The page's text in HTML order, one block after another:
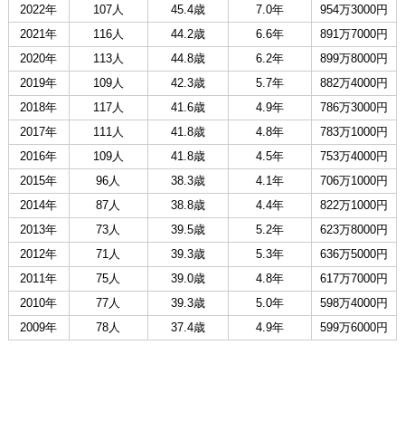
2022年
107人 45.4歳 7.0年
954万3000円
2021年
116人 44.2歳 6.6年
891万7000円
2020年
113人 44.8歳 6.2年
899万8000円
2019年
109人 42.3歳 5.7年
882万4000円
2018年
117人 41.6歳 4.9年
786万3000円
2017年
111人 41.8歳 4.8年
783万1000円
2016年
109人 41.8歳 4.5年
753万4000円
2015年
96人 38.3歳 4.1年
706万1000円
2014年
87人 38.8歳 4.4年
822万1000円
2013年
73人 39.5歳 5.2年
623万8000円
2012年
71人 39.3歳 5.3年
636万5000円
2011年
75人 39.0歳 4.8年
617万7000円
2010年
77人 39.3歳 5.0年
598万4000円
2009年
78人 37.4歳 4.9年 599万6000円